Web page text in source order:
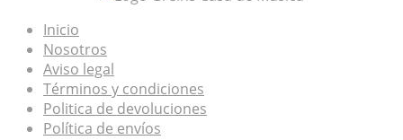
Inicio
Nosotros
Aviso legal
Términos y condiciones
Politica de devoluciones
Política de envíos